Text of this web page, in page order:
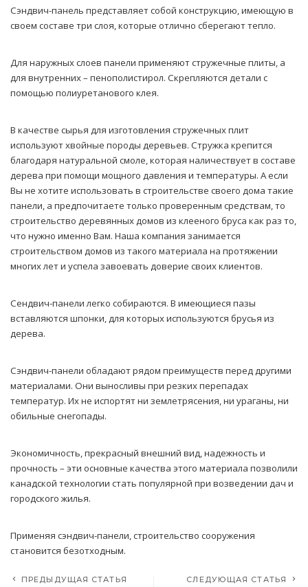
Сэндвич-панель представляет собой конструкцию, имеющую в
своем составе три слоя, которые отлично сберегают тепло.
Для наружных слоев панели применяют стружечные плиты, а
для внутренних – пенополистирол. Скрепляются детали с
помощью полиуретанового клея.
В качестве сырья для изготовления стружечных плит
используют хвойные породы деревьев. Стружка крепится
благодаря натуральной смоле, которая наличествует в составе
дерева при помощи мощного давления и температуры. А если
Вы не хотите использовать в строительстве своего дома такие
панели, а предпочитаете только проверенным средствам, то
строительство деревянных домов из клееного бруса как раз то,
что нужно именно Вам. Наша компания занимается
строительством домов из такого материала на протяжении
многих лет и успела завоевать доверие своих клиентов.
Сендвич-панели легко собираются. В имеющиеся пазы
вставляются шпонки, для которых используются брусья из
дерева.
Сэндвич-панели обладают рядом преимуществ перед другими
материалами. Они выносливы при резких перепадах
температур. Их не испортят ни землетрясения, ни ураганы, ни
обильные снегопады.
Экономичность, прекрасный внешний вид, надежность и
прочность – эти основные качества этого материала позволили
канадской технологии стать популярной при возведении дач и
городского жилья.
Применяя сэндвич-панели, строительство сооружения
становится безотходным.
ПРЕДЫДУЩАЯ СТАТЬЯ СЛЕДУЮЩАЯ СТАТЬЯ